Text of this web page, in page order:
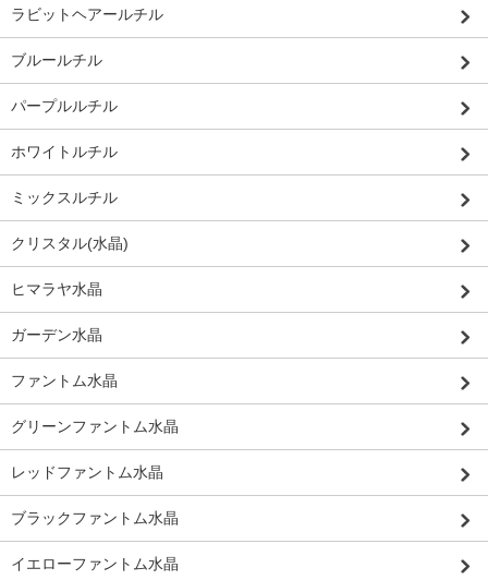
ラビットヘアールチル
ブルールチル
パープルルチル
ホワイトルチル
ミックスルチル
クリスタル(水晶)
ヒマラヤ水晶
ガーデン水晶
ファントム水晶
グリーンファントム水晶
レッドファントム水晶
ブラックファントム水晶
イエローファントム水晶